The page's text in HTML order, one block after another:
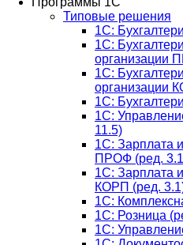
Типовые решения
1C:
1С:
организации
1С:
организации
1C:
1C:
11.5)
1C: Зарплата
ПРОФ (ред.
1C: Зарплата
КОРП (ред.
1C:
1С: Розница
1С: